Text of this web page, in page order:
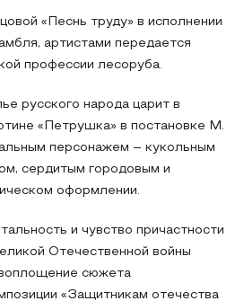
«Песнь труду» в исполнении
артистами передается
профессии лесоруба.
русского народа царит в
«Петрушка» в постановке М.
персонажем – кукольным
сердитым городовым и
оформлении.
и чувство причастности
Отечественной войны
сюжета
«Защитникам отечества